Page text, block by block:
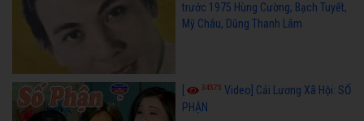
trước 1975 Hùng Cường, Bạch Tuyết,
Mỹ Châu, Dũng Thanh Lâm
34575 Video] Cải Lương Xã Hội: SỐ
PHẬN